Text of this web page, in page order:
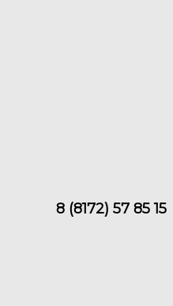
8 (8172) 57 85 15